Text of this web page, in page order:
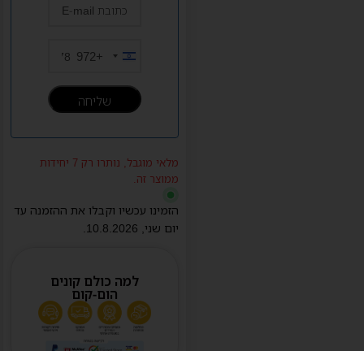
Israel
+972
מלאי מוגבל, נותרו רק 7 יחידות
ממוצר זה.
הזמינו עכשיו וקבלו את ההזמנה עד
יום שני,
10.8.2026
.
למה כולם קונים
הום-קום